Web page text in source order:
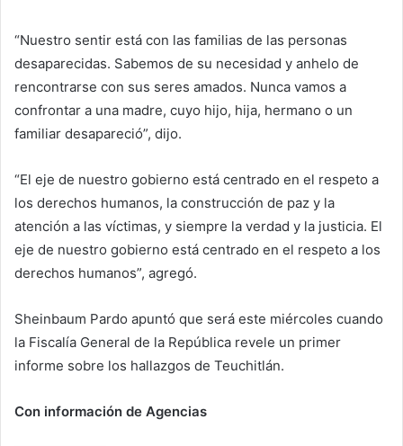
“Nuestro sentir está con las familias de las personas
desaparecidas. Sabemos de su necesidad y anhelo de
rencontrarse con sus seres amados. Nunca vamos a
confrontar a una madre, cuyo hijo, hija, hermano o un
familiar desapareció”, dijo.
“⁠El eje de nuestro gobierno está centrado en el respeto a
los derechos humanos, la construcción de paz y la
atención a las víctimas, y siempre la verdad y la justicia. El
eje de nuestro gobierno está centrado en el respeto a los
derechos humanos”, agregó.
Sheinbaum Pardo apuntó que será este miércoles cuando
la Fiscalía General de la República revele un primer
informe sobre los hallazgos de Teuchitlán.
Con información de Agencias